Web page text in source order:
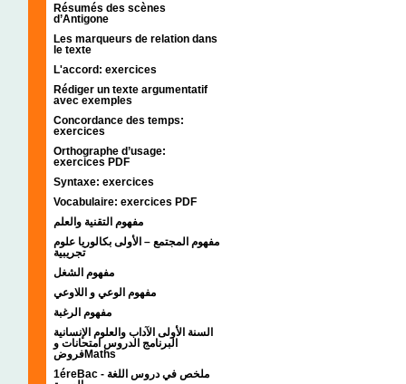
Résumés des scènes
d’Antigone
Les marqueurs de relation dans
le texte
L'accord: exercices
Rédiger un texte argumentatif
avec exemples
Concordance des temps:
exercices
Orthographe d’usage:
exercices PDF
Syntaxe: exercices
Vocabulaire: exercices PDF
مفهوم التقنية والعلم
مفهوم المجتمع – الأولى بكالوريا علوم
تجريبية
مفهوم الشغل
مفهوم الوعي و اللاوعي
مفهوم الرغبة
السنة الأولى الآداب والعلوم الإنسانية
البرنامج الدروس امتحانات و
فروضMaths
1éreBac - ملخص في دروس اللغة